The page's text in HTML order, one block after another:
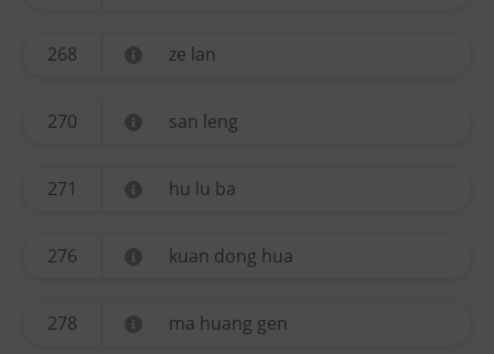
268 ze lan
270 san leng
271 hu lu ba
276 kuan dong hua
278 ma huang gen